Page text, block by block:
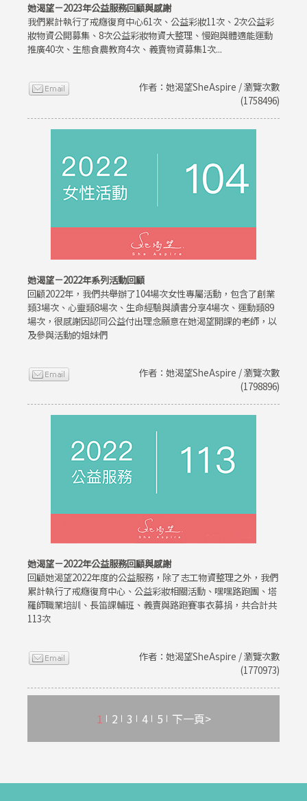
她渴望－2023年公益服務回顧與感謝
我們累計執行了戒癮復育中心61次、公益彩妝11次、2次公益彩
妝物資公開募集、8次公益彩妝物資大整理、慢跑與體適能運動
推廣40次、生態食農教育4次、義賣物資募集1次...
作者：她渴望SheAspire / 瀏覽次數
(1758496)
她渴望－2022年系列活動回顧
回顧2022年，我們共舉辦了104場次女性專屬活動，包含了創業
類3場次、心靈類8場次、生命經驗與讀書分享4場次、運動類89
場次，很感謝因認同公益付出理念願意在她渴望開課的老師，以
及參與活動的姐妹們
作者：她渴望SheAspire / 瀏覽次數
(1798896)
她渴望－2022年公益服務回顧與感謝
回顧她渴望2022年度的公益服務，除了志工物資整理之外，我們
累計執行了戒癮復育中心、公益彩妝相關活動、嘿嘿路跑團、塔
羅師職業培訓、長笛課輔班、義賣與路跑賽事衣募捐，共合計共
113次
作者：她渴望SheAspire / 瀏覽次數
(1770973)
1 2 3 4 5 下一頁>